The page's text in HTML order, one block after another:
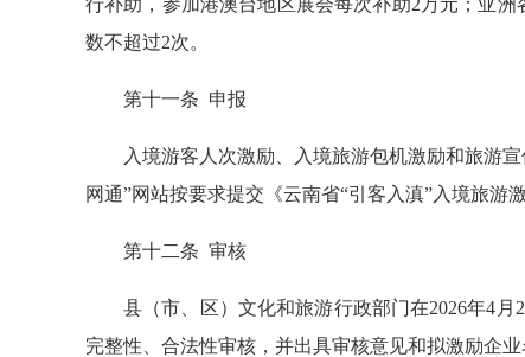
行补助，参加港澳台地区展会每次补助2万元；亚
数不超过2次。
第十一条 申报
入境游客人次激励、入境旅游包机激励和旅游
网通”网站按要求提交《云南省“引客入滇”入境旅游
第十二条 审核
县（市、区）文化和旅游行政部门在2026年4
完整性、合法性审核，并出具审核意见和拟激励企